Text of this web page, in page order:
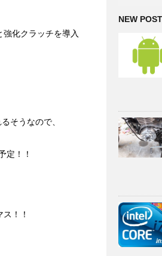
化クラッチを導入
そうなので、
定！！
！！
NEW POST